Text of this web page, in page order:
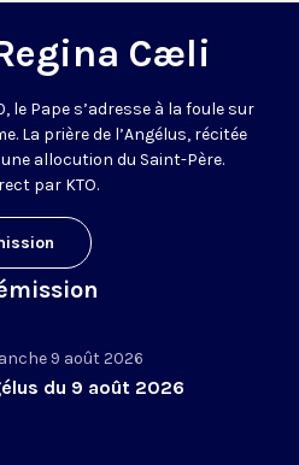
Cæli
le Pape s’adresse à la foule sur
La prière de l’Angélus, récitée
allocution du Saint-Père.
par KTO.
9 août 2026
du 9 août 2026